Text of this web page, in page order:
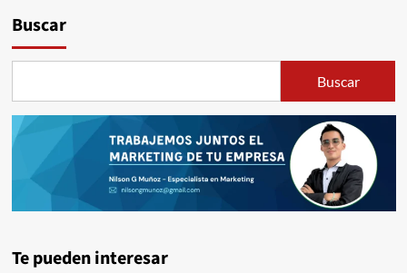
Buscar
Buscar
Te pueden interesar